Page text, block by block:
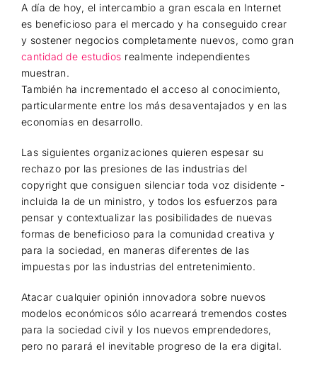
A día de hoy, el intercambio a gran escala en Internet
es beneficioso para el mercado y ha conseguido crear
y sostener negocios completamente nuevos, como gran
cantidad de estudios realmente independientes
muestran.
También ha incrementado el acceso al conocimiento,
particularmente entre los más desaventajados y en las
economías en desarrollo.
Las siguientes organizaciones quieren espesar su
rechazo por las presiones de las industrias del
copyright que consiguen silenciar toda voz disidente -
incluida la de un ministro, y todos los esfuerzos para
pensar y contextualizar las posibilidades de nuevas
formas de beneficioso para la comunidad creativa y
para la sociedad, en maneras diferentes de las
impuestas por las industrias del entretenimiento.
Atacar cualquier opinión innovadora sobre nuevos
modelos económicos sólo acarreará tremendos costes
para la sociedad civil y los nuevos emprendedores,
pero no parará el inevitable progreso de la era digital.